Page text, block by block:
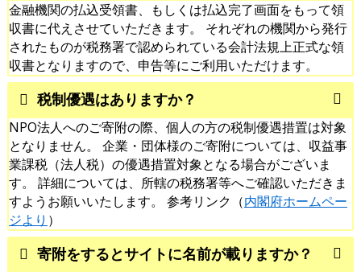
金融機関の払込受領書、もしくは払込完了画面をもって領
収書に代えさせていただきます。 それぞれの機関から発行
されたものが税務署で認められている会計法規上正式な領
収書となりますので、申告等にご利用いただけます。
税制優遇はありますか？
NPO法人へのご寄附の際、個人の方の税制優遇措置は対象
となりません。 企業・団体様のご寄附については、収益事
業課税（法人税）の優遇措置対象となる場合がございま
す。 詳細については、所轄の税務署等へご確認いただきま
すようお願いいたします。 参考リンク（内閣府ホームペー
ジより ）
寄附をするとサイトに名前が載りますか？